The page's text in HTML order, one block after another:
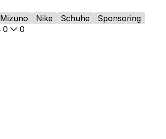
Mizuno Nike Schuhe
Sponsoring
0
0